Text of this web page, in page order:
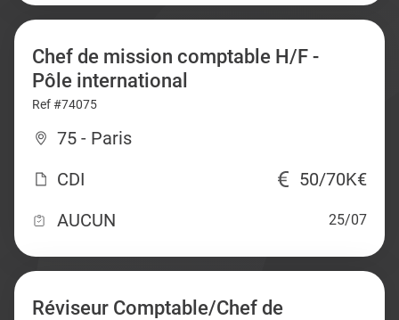
Chef de mission comptable H/F -
Pôle international
Ref #74075
75 - Paris
CDI
50/70K€
AUCUN
25/07
Réviseur Comptable/Chef de